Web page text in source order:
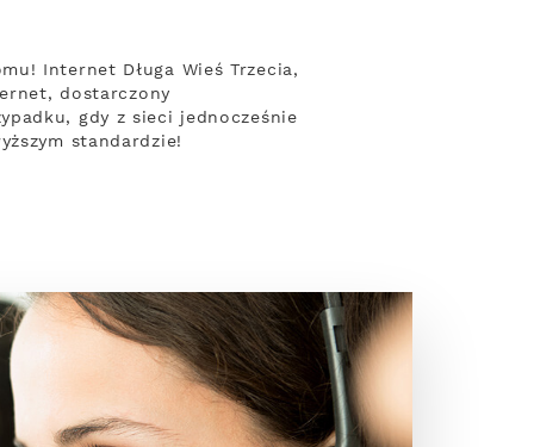
Internet Długa Wieś Trzecia,
dostarczony
gdy z sieci jednocześnie
standardzie!